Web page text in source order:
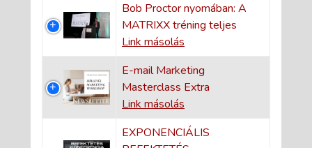
Bob Proctor nyomában: A
MATRIXX tréning teljes
Link másolás
E-mail Marketing
Masterclass Extra
Link másolás
EXPONENCIÁLIS